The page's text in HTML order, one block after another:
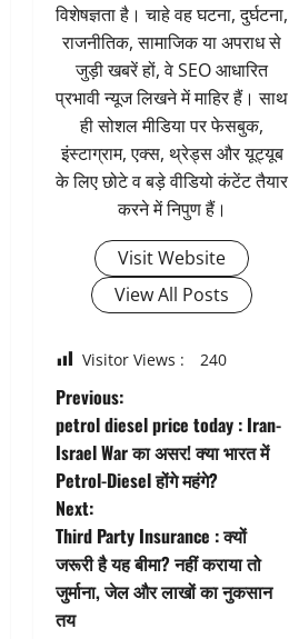
विशेषज्ञता है। चाहे वह घटना, दुर्घटना,
राजनीतिक, सामाजिक या अपराध से
जुड़ी खबरें हों, वे SEO आधारित
प्रभावी न्यूज लिखने में माहिर हैं। साथ
ही सोशल मीडिया पर फेसबुक,
इंस्टाग्राम, एक्स, थ्रेड्स और यूट्यूब
के लिए छोटे व बड़े वीडियो कंटेंट तैयार
करने में निपुण हैं।
Visit Website
View All Posts
Visitor Views : 240
P
o
s
t
n
Previous:
petrol diesel price today : Iran-
Israel War का असर! क्या भारत में
Petrol-Diesel होंगे महंगे?
Next:
Third Party Insurance : क्यों
जरूरी है यह बीमा? नहीं कराया तो
जुर्माना, जेल और लाखों का नुकसान
तय